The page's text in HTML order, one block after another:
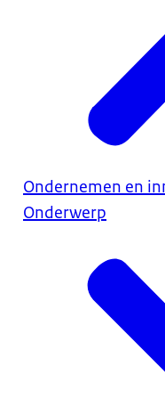
Ondernemen en
Onderwerp